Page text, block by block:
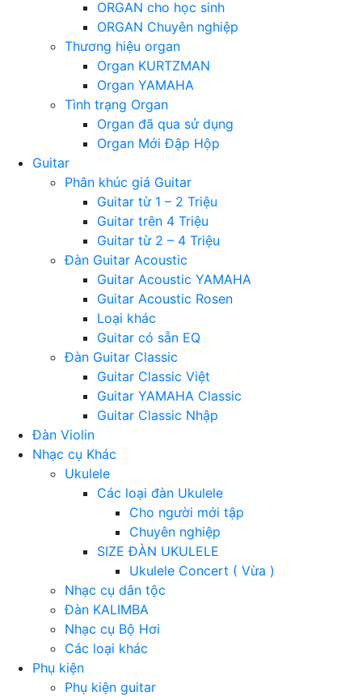
ORGAN cho học sinh
ORGAN Chuyên nghiệp
Thương hiệu organ
Organ KURTZMAN
Organ YAMAHA
Tình trạng Organ
Organ đã qua sử dụng
Organ Mới Đập Hộp
Guitar
Phân khúc giá Guitar
Guitar từ 1 – 2 Triệu
Guitar trên 4 Triệu
Guitar từ 2 – 4 Triệu
Đàn Guitar Acoustic
Guitar Acoustic YAMAHA
Guitar Acoustic Rosen
Loại khác
Guitar có sẵn EQ
Đàn Guitar Classic
Guitar Classic Việt
Guitar YAMAHA Classic
Guitar Classic Nhập
Đàn Violin
Nhạc cụ Khác
Ukulele
Các loại đàn Ukulele
Cho người mới tập
Chuyên nghiệp
SIZE ĐÀN UKULELE
Ukulele Concert ( Vừa )
Nhạc cụ dân tộc
Đàn KALIMBA
Nhạc cụ Bộ Hơi
Các loại khác
Phụ kiện
Phụ kiện guitar